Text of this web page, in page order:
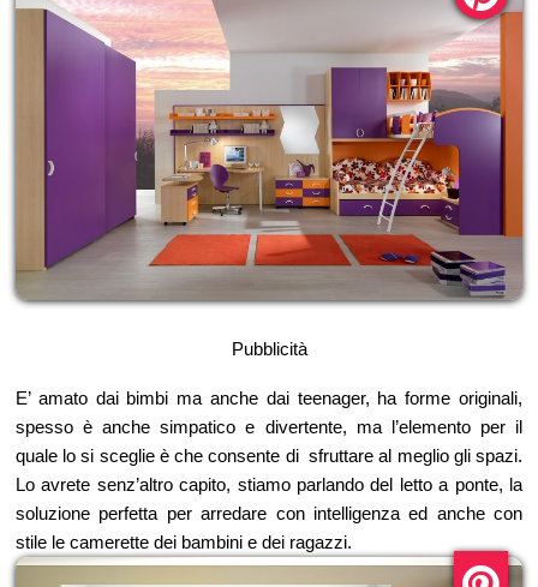
Pubblicità
E’ amato dai bimbi ma anche dai teenager, ha forme originali,
spesso è anche simpatico e divertente, ma l’elemento per il
quale lo si sceglie è che consente di sfruttare al meglio gli spazi.
Lo avrete senz’altro capito, stiamo parlando del letto a ponte, la
soluzione perfetta per arredare con intelligenza ed anche con
stile le camerette dei bambini e dei ragazzi.